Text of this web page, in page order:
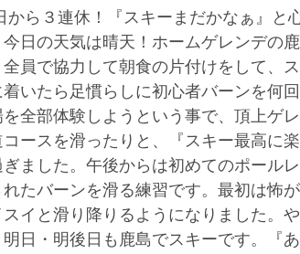
今日の天気は晴天！ホームゲレンデの
全員で協力して朝食の片付けをして、
いたら足慣らしに初心者バーンを何
を全部体験しようという事で、頂上ゲ
ースを滑ったりと、『スキー最高に
ぎました。午後からは初めてのポール
たバーンを滑る練習です。最初は怖
スイと滑り降りるようになりました。
日・明後日も鹿島でスキーです。『